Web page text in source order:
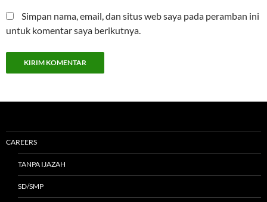
Simpan nama, email, dan situs web saya pada peramban ini
untuk komentar saya berikutnya.
CAREERS
TANPA IJAZAH
SD/SMP